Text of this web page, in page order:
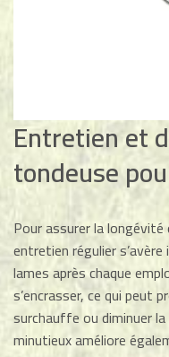
Entretien et
tondeuse
Pour assurer la
entretien régulier
lames après chaque
s’encrasser, ce qui peut
surchauffe ou diminuer
minutieux améliore